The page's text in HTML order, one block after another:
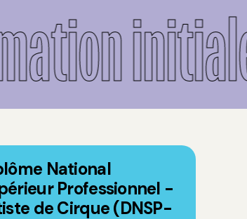
initiale
National
Professionnel -
de Cirque (DNSP-